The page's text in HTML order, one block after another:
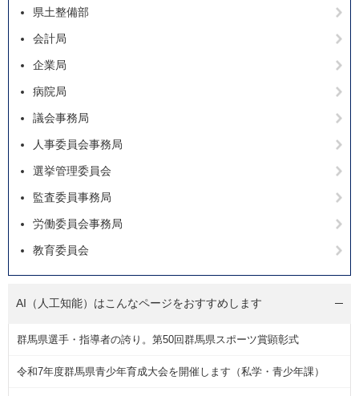
県土整備部
会計局
企業局
病院局
議会事務局
人事委員会事務局
選挙管理委員会
監査委員事務局
労働委員会事務局
教育委員会
AI（人工知能）はこんなページをおすすめします
群馬県選手・指導者の誇り。第50回群馬県スポーツ賞顕彰式
令和7年度群馬県青少年育成大会を開催します（私学・青少年課）